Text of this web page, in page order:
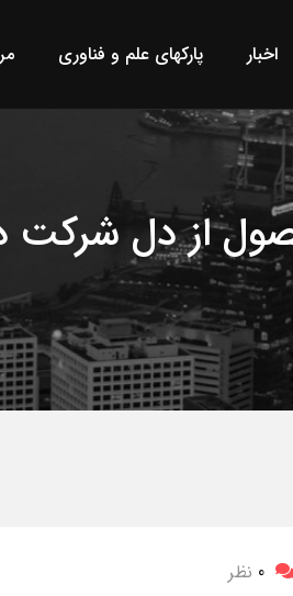
اخبار پارکهای علم و فناوری
از دل شرکت
0 نظر